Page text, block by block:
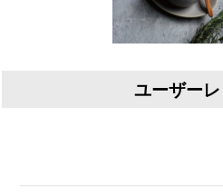
ユーザー